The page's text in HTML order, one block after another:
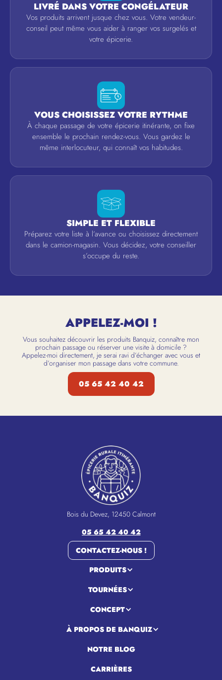
LIVRÉ DANS VOTRE CONGÉLATEUR
Vos produits arrivent jusque chez vous. Votre vendeur-
conseil peut même vous aider à ranger vos surgelés et
votre épicerie.
VOUS CHOISISSEZ VOTRE RYTHME
À chaque passage de votre épicerie itinérante, on fixe
ensemble le prochain rendez-vous. Vous gardez le
même interlocuteur, qui connaît vos habitudes.
SIMPLE ET FLEXIBLE
Préparez votre liste à l’avance ou choisissez directement
dans le camion-magasin. Vous décidez, votre conseiller
s’occupe du reste.
APPELEZ-MOI !
Vous souhaitez découvrir les produits Banquiz, connaître mon
prochain passage ou réserver une visite à domicile ?
Appelez-moi directement, je serai ravi d’échanger avec vous et
d’organiser mon passage dans votre commune.
05 65 42 40 42
Bois du Devez, 12450 Calmont
05 65 42 40 42
CONTACTEZ-NOUS !
PRODUITS
TOURNÉES
CONCEPT
À PROPOS DE BANQUIZ
NOTRE BLOG
CARRIÈRES